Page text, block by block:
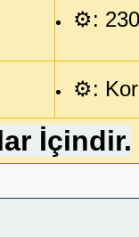
⚙️:
⚙️:
İçindir.